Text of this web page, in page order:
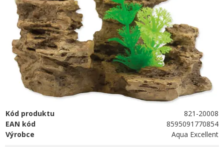
Kód produktu
821-20008
EAN kód
8595091770854
Výrobce
Aqua Excellent